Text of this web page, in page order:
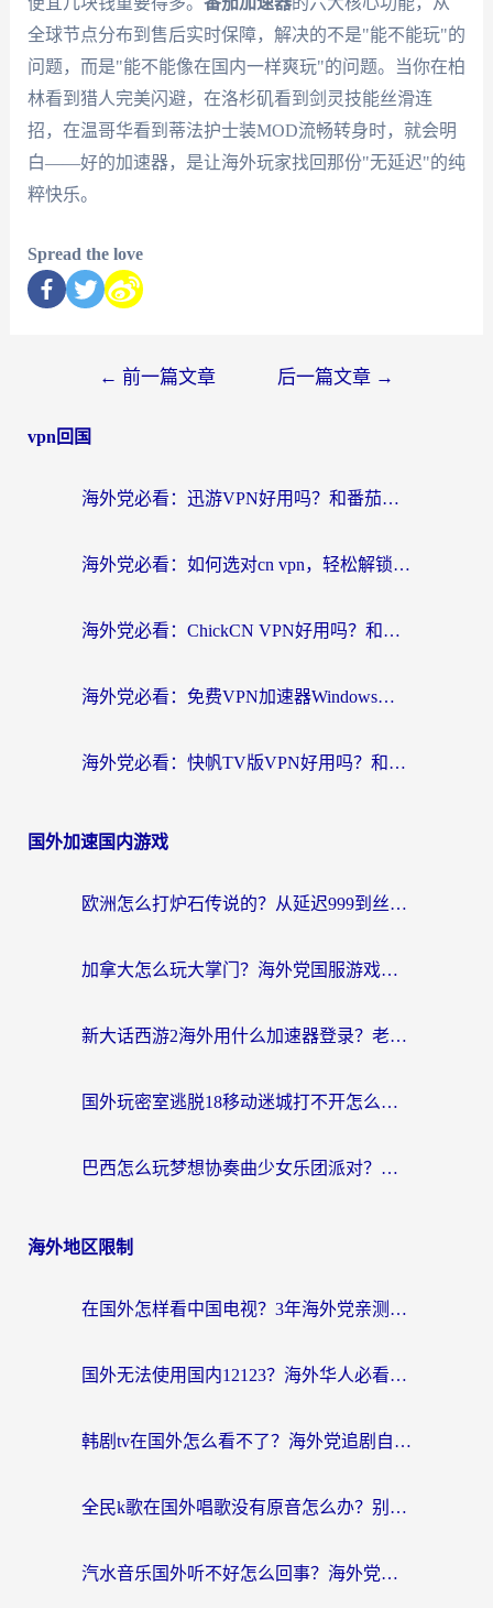
全球节点分布到售后实时保障，解决的不是"能不能玩"的
问题，而是"能不能像在国内一样爽玩"的问题。当你在柏
林看到猎人完美闪避，在洛杉矶看到剑灵技能丝滑连
招，在温哥华看到蒂法护士装MOD流畅转身时，就会明
白——好的加速器，是让海外玩家找回那份"无延迟"的纯
粹快乐。
Spread the love
← 前一篇文章 后一篇文章 →
vpn回国
海外党必看：迅游VPN好用吗？和番茄加速器VPN对比哪个回国效果更好？
海外党必看：如何选对cn vpn，轻松解锁国内影音游戏？
海外党必看：ChickCN VPN好用吗？和星河VPN对比哪个回国效果更好？附真实体验+避坑指南
海外党必看：免费VPN加速器Windows版怎么选？附真实测评与无缝访问国内资源指南
海外党必看：快帆TV版VPN好用吗？和hi龟龟VPN对比哪个回国效果更好？附免费加速器选择指南
国外加速国内游戏
欧洲怎么打炉石传说的？从延迟999到丝滑上分，我找到了靠谱加速器
加拿大怎么玩大掌门？海外党国服游戏加速避坑指南（附实用工具推荐）
新大话西游2海外用什么加速器登录？老玩家亲测有效的国服游戏加速指南
国外玩密室逃脱18移动迷城打不开怎么办？海外玩家亲测有效的解决指南
巴西怎么玩梦想协奏曲少女乐团派对？海外党必看的国服游戏加速全攻略（附波兰天涯明月刀实用技巧）
海外地区限制
在国外怎样看中国电视？3年海外党亲测有效的追剧加速器指南
国外无法使用国内12123？海外华人必看：选对回国加速器，解决迪拜语音+12123访问难题
韩剧tv在国外怎么看不了？海外党追剧自由的终极解决方案来了
全民k歌在国外唱歌没有原音怎么办？别让地域限制毁了你的麦霸时刻
汽水音乐国外听不好怎么回事？海外党亲测有效的回国加速方案来了